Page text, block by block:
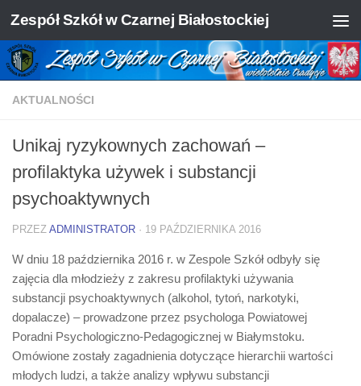
Skip to content
Zespół Szkół w Czarnej Białostockiej
AKTUALNOŚCI
Unikaj ryzykownych zachowań –
profilaktyka używek i substancji
psychoaktywnych
PRZEZ ADMINISTRATOR · 19 PAŹDZIERNIKA 2016
W dniu 18 października 2016 r. w Zespole Szkół odbyły się
zajęcia dla młodzieży z zakresu profilaktyki używania
substancji psychoaktywnych (alkohol, tytoń, narkotyki,
dopalacze) – prowadzone przez psychologa Powiatowej
Poradni Psychologiczno-Pedagogicznej w Białymstoku.
Omówione zostały zagadnienia dotyczące hierarchii wartości
młodych ludzi, a także analizy wpływu substancji